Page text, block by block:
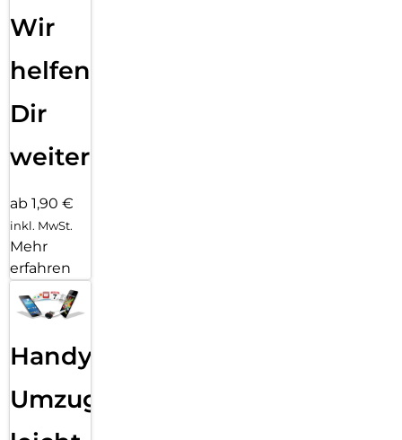
Wir
helfen
Dir
weiter
ab 1,90 €
inkl. MwSt.
Mehr
erfahren
Handy
Umzug